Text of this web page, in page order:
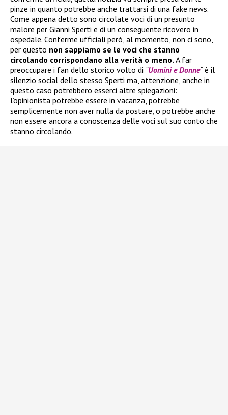
pinze in quanto potrebbe anche trattarsi di una fake news.
Come appena detto sono circolate voci di un presunto
malore per Gianni Sperti e di un conseguente ricovero in
ospedale. Conferme ufficiali però, al momento, non ci sono,
per questo non sappiamo se le voci che stanno
circolando corrispondano alla verità o meno. A far
preoccupare i fan dello storico volto di “Uomini e Donne“è il
silenzio social dello stesso Sperti ma, attenzione, anche in
questo caso potrebbero esserci altre spiegazioni:
l’opinionista potrebbe essere in vacanza, potrebbe
semplicemente non aver nulla da postare, o potrebbe anche
non essere ancora a conoscenza delle voci sul suo conto che
stanno circolando.